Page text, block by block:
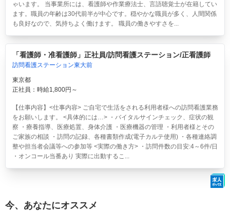
ゃいます。 当事業所には、看護師や作業療法士、言語聴覚士が在籍してい
ます。職員の年齢は30代前半が中心です。穏やかな職員が多く、人間関係
も良好なので、気持ちよく働けます。 職員の働きやすさを...
「看護師・准看護師」正社員/訪問看護ステーション/正看護師
訪問看護ステーション東大前
東京都
正社員：時給1,800円～
【仕事内容】<仕事内容> ご自宅で生活をされる利用者様への訪問看護業務
をお願いします。 <具体的には…> ・バイタルサインチェック、症状の観
察 ・療養指導、医療処置、身体介護 ・医療機器の管理 ・利用者様とその
ご家族の相談 ・訪問の記録、各種書類作成(電子カルテ使用) ・各種連絡調
整や担当者会議等への参加等 <実際の働き方> ・訪問件数の目安:4～6件/日
・オンコール当番あり 実際に出動するこ...
今、あなたにオススメ